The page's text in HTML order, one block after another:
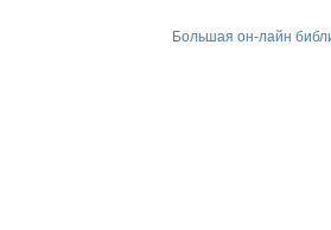
Большая он-лайн